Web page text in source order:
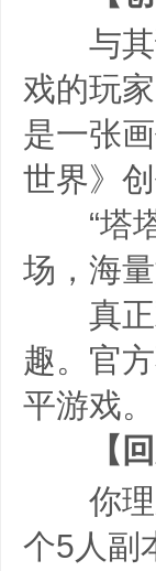
与其请
戏的玩
是一张
世界》
“塔塔”
场，海
真正双
趣。官
平游戏。
【回
你理应
个5人副